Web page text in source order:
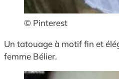
© Pinterest
Un tatouage à motif fin et
femme Bélier.